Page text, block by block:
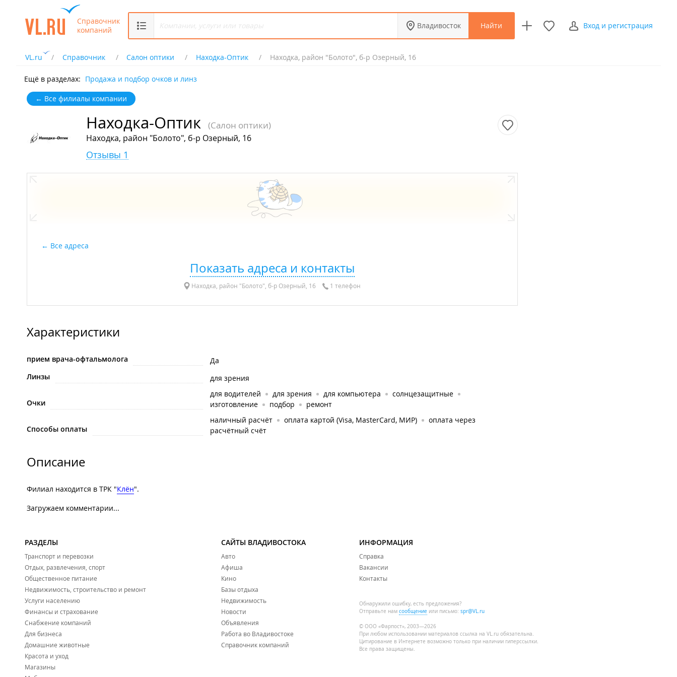
Справочник
компаний
Владивосток Найти Вход и регистрация
VL.ru Справочник Салон оптики Находка-Оптик Находка, район "Болото", б-р Озерный, 16
Ещё в разделах: Продажа и подбор очков и линз
← Все филиалы компании
Находка-Оптик (Салон оптики)
Находка, район "Болото", б-р Озерный, 16
Отзывы 1
Все адреса
Показать адреса и контакты
Находка, район "Болото", б-р Озерный, 16 1 телефон
Характеристики
прием врача-офтальмолога
Да
Линзы
для зрения
Очки
для водителей для зрения для компьютера
солнцезащитные
изготовление
подбор ремонт
Способы оплаты
наличный расчёт оплата картой (Visa, MasterCard, МИР)
оплата через
расчётный счёт
Описание
Филиал находится в ТРК "Клён".
Загружаем комментарии...
РАЗДЕЛЫ
Транспорт и перевозки
Отдых, развлечения, спорт
Общественное питание
Недвижимость, строительство и ремонт
Услуги населению
Финансы и страхование
Снабжение компаний
Для бизнеса
Домашние животные
Красота и уход
Магазины
САЙТЫ ВЛАДИВОСТОКА
Авто
Афиша
Кино
Базы отдыха
Недвижимость
Новости
Объявления
Работа во Владивостоке
Справочник компаний
ИНФОРМАЦИЯ
Справка
Вакансии
Контакты
Обнаружили ошибку, есть предложения?
Отправьте нам сообщение или письмо: spr@VL.ru
© ООО «Фарпост», 2003—2026
При любом использовании материалов ссылка на VL.ru обязательна.
Цитирование в Интернете возможно только при наличии гиперссылки.
Все права защищены.